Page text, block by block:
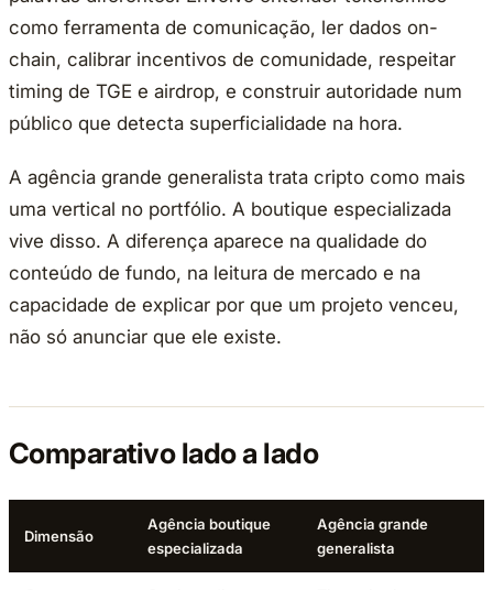
como ferramenta de comunicação, ler dados on-
chain, calibrar incentivos de comunidade, respeitar
timing de TGE e airdrop, e construir autoridade num
público que detecta superficialidade na hora.
A agência grande generalista trata cripto como mais
uma vertical no portfólio. A boutique especializada
vive disso. A diferença aparece na qualidade do
conteúdo de fundo, na leitura de mercado e na
capacidade de explicar por que um projeto venceu,
não só anunciar que ele existe.
Comparativo lado a lado
Dimensão
Agência boutique
especializada
Agência grande
generalista